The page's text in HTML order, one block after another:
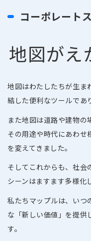
コーポレート
地図がえ
地図はわたしたちが生ま
結した便利なツールであ
また地図は道路や建物の
その用途や時代にあわせ
を変えてきました。
そしてこれからも、社会
シーンはますます多様化
私たちマップルは、いつ
な「新しい価値」を提供
す。